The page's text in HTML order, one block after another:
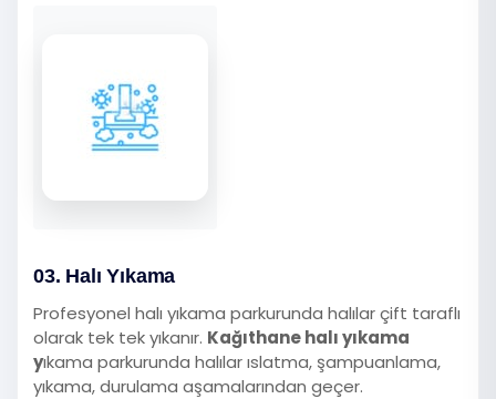
03. Halı Yıkama
Profesyonel halı yıkama parkurunda halılar çift taraflı
olarak tek tek yıkanır. Kağıthane halı yıkama
yıkama parkurunda halılar ıslatma, şampuanlama,
yıkama, durulama aşamalarından geçer.